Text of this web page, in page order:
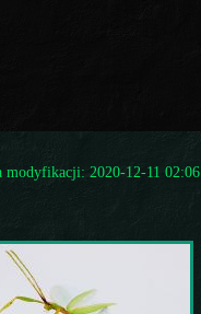
modyfikacji: 2020-12-11 02:06